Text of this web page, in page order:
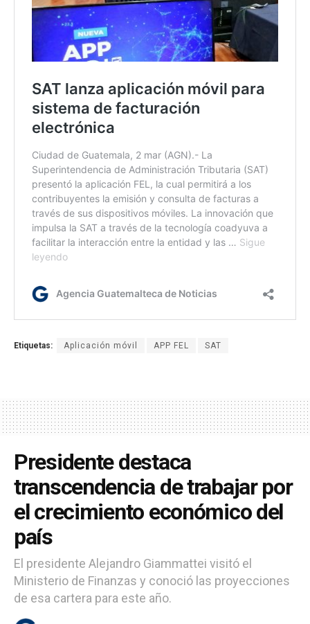
Etiquetas: Aplicación móvil APP FEL SAT
Presidente destaca
transcendencia de trabajar por
el crecimiento económico del
país
El presidente Alejandro Giammattei visitó el
Ministerio de Finanzas y conoció las proyecciones
de esa cartera para este año.